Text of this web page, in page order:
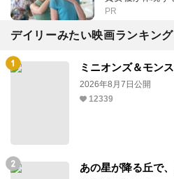
PR
デイリーみたい映画ランキング
ミニオンズ＆モン
2026年8月7日公開
12339
あの星が降る丘で